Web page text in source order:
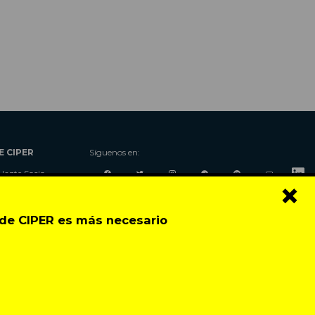
CIPER es más necesario
×
CIPER
Socio
Contacto
Síguenos en: